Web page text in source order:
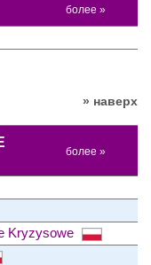
более »
» наверх
более »
Kryzysowe